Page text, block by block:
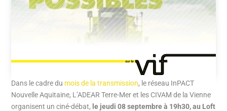
Dans le cadre du mois de la transmission, le réseau InPACT
Nouvelle Aquitaine, L’ADEAR Terre-Mer et les CIVAM de la Vienne
organisent un ciné-débat, le jeudi 08 septembre à 19h30, au Loft